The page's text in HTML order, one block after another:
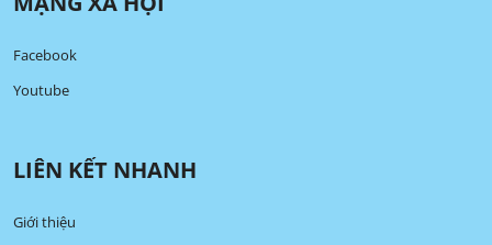
Facebook
Youtube
LIÊN KẾT NHANH
Giới thiệu